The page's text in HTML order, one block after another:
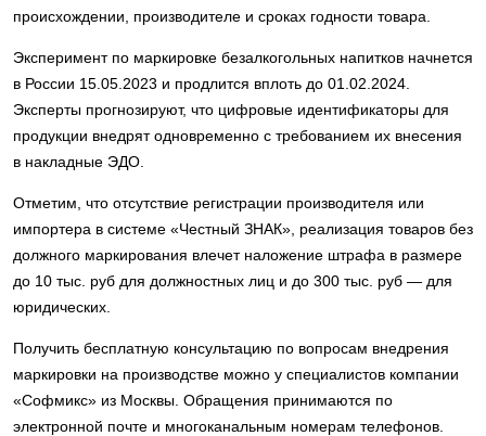
происхождении, производителе и сроках годности товара.
Эксперимент по маркировке безалкогольных напитков начнется
в России 15.05.2023 и продлится вплоть до 01.02.2024.
Эксперты прогнозируют, что цифровые идентификаторы для
продукции внедрят одновременно с требованием их внесения
в накладные ЭДО.
Отметим, что отсутствие регистрации производителя или
импортера в системе «Честный ЗНАК», реализация товаров без
должного маркирования влечет наложение штрафа в размере
до 10 тыс. руб для должностных лиц и до 300 тыс. руб — для
юридических.
Получить бесплатную консультацию по вопросам внедрения
маркировки на производстве можно у специалистов компании
«Софмикс» из Москвы. Обращения принимаются по
электронной почте и многоканальным номерам телефонов.